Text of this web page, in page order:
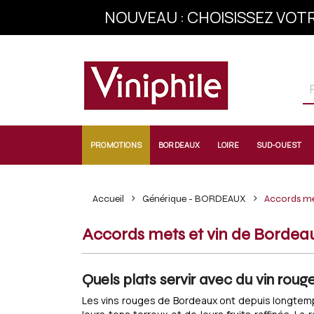
NOUVEAU : CHOISISSEZ
PROMOTIONS BORDEAUX LOIRE SUD-OUEST
Accueil Générique - BORDEAUX Accords
Accords mets et vin de
Quels plats servir avec du vin
Les vins rouges de Bordeaux ont depuis